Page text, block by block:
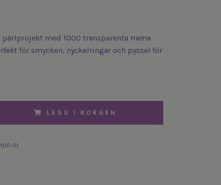
pärlprojekt med 1000 transparenta Hama
för smycken, nyckelringar och pyssel för
LÄGG I KORGEN
01